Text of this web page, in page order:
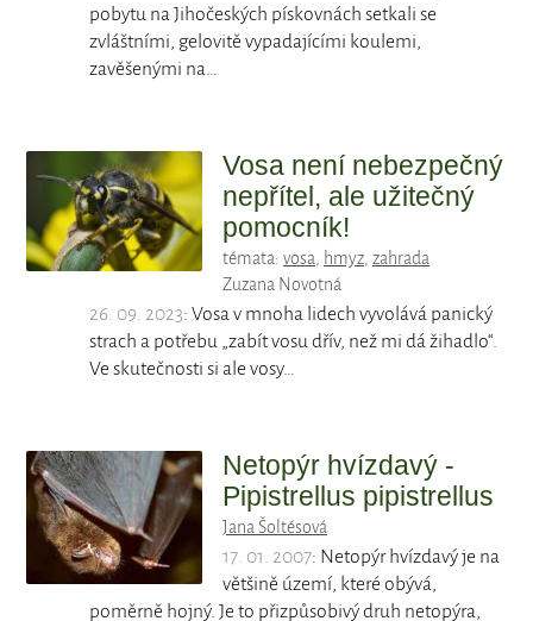
pobytu na Jihočeských pískovnách setkali se
zvláštními, gelovitě vypadajícími koulemi,
zavěšenými na…
Vosa není nebezpečný
nepřítel, ale užitečný
pomocník!
témata: vosa, hmyz, zahrada
Zuzana Novotná
26. 09. 2023: Vosa v mnoha lidech vyvolává panický
strach a potřebu „zabít vosu dřív, než mi dá žihadlo“.
Ve skutečnosti si ale vosy…
Netopýr hvízdavý -
Pipistrellus pipistrellus
Jana Šoltésová
17. 01. 2007: Netopýr hvízdavý je na
většině území, které obývá,
poměrně hojný. Je to přizpůsobivý druh netopýra,